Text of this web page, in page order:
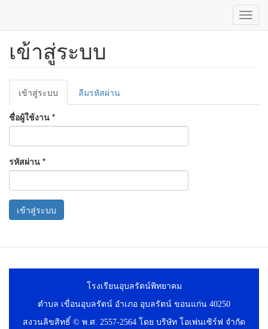
ข้าม
เนื้อหา
เข้าสู่ระบบ
Primary
tabs
เข้าสู่ระบบ
ปัจจุบัน)
ลืมรหัสผ่าน
ชื่อผู้ใช้งาน *
รหัสผ่าน *
เข้าสู่ระบบ
โรงเรียนอุบลรัตน์พิทยาคม
ตำบล เขื่อนอุบลรัตน์ อำเภอ อุบลรัตน์ ขอนแก่น 40250
สงวนลิขสิทธิ์ © พ.ศ. 2557-2564 โดย บริษัท โอเพ่นเซิร์ฟ จำกัด